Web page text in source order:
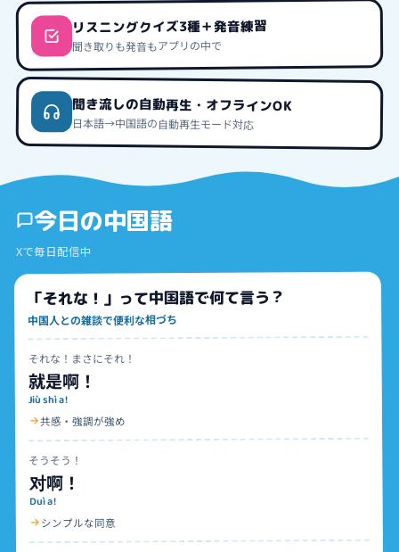
リスニングクイズ3種＋発音練習
聞き取りも発音もアプリの中で
聞き流しの自動再生・オフラインOK
日本語→中国語の自動再生モード対応
今日の中国語
Xで毎日配信中
「それな！」って中国語で何て言う？
中国人との雑談で便利な相づち
それな！まさにそれ！
就是啊！
Jiù shì a!
共感・強調が強め
そうそう！
对啊！
Duì a!
シンプルな同意